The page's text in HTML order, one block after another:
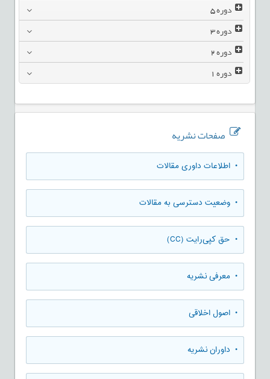
دوره5
دوره3
دوره2
دوره1
صفحات نشریه
• اطلاعات داوری مقالات
• وضعیت دسترسی به مقالات
• حق کپی‌رایت (CC)
• معرفی نشریه
• اصول اخلاقی
• داوران نشریه